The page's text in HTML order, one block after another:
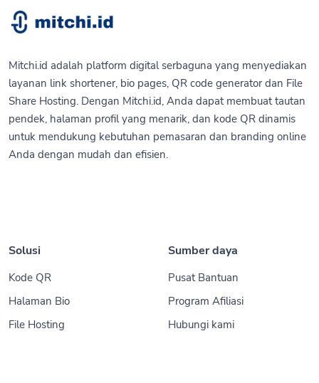
Mitchi.id adalah platform digital serbaguna yang menyediakan
layanan link shortener, bio pages, QR code generator dan File
Share Hosting. Dengan Mitchi.id, Anda dapat membuat tautan
pendek, halaman profil yang menarik, dan kode QR dinamis
untuk mendukung kebutuhan pemasaran dan branding online
Anda dengan mudah dan efisien.
Solusi
Kode QR
Halaman Bio
File Hosting
Sumber daya
Pusat Bantuan
Program Afiliasi
Hubungi kami